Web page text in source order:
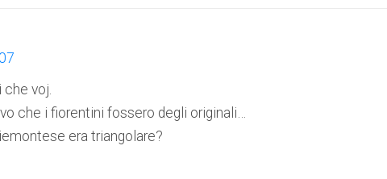
che voj.
che i fiorentini fossero degli originali…
era triangolare?